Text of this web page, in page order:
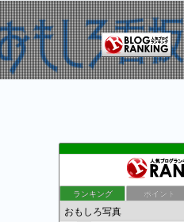
ランキング ポイント
万物秘宝館
写真と歩く Photo Walk
3位 こんな顔